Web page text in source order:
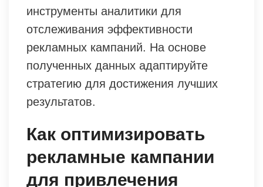
инструменты аналитики для
отслеживания эффективности
рекламных кампаний. На основе
полученных данных адаптируйте
стратегию для достижения лучших
результатов.
Как оптимизировать
рекламные кампании
для привлечения